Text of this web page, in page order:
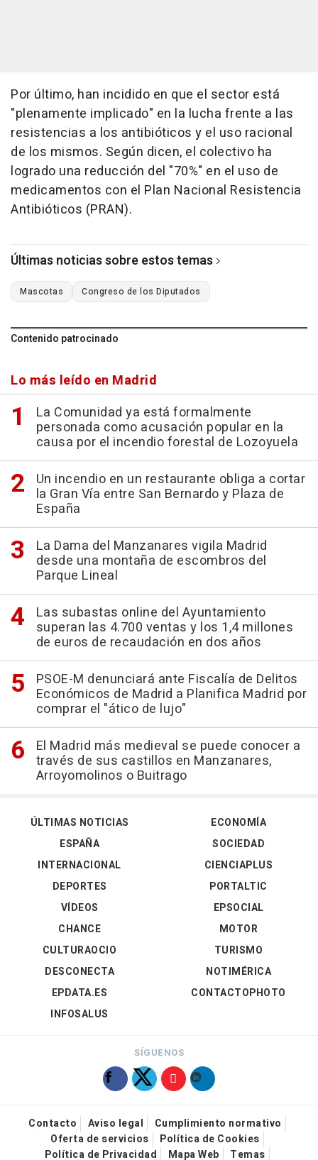
Por último, han incidido en que el sector está
"plenamente implicado" en la lucha frente a las
resistencias a los antibióticos y el uso racional
de los mismos. Según dicen, el colectivo ha
logrado una reducción del "70%" en el uso de
medicamentos con el Plan Nacional Resistencia
Antibióticos (PRAN).
Últimas noticias sobre estos temas
Mascotas Congreso de los Diputados
Contenido patrocinado
Lo más leído en Madrid
La Comunidad ya está formalmente
personada como acusación popular en la
causa por el incendio forestal de Lozoyuela
Un incendio en un restaurante obliga a cortar
la Gran Vía entre San Bernardo y Plaza de
España
La Dama del Manzanares vigila Madrid
desde una montaña de escombros del
Parque Lineal
Las subastas online del Ayuntamiento
superan las 4.700 ventas y los 1,4 millones
de euros de recaudación en dos años
PSOE-M denunciará ante Fiscalía de Delitos
Económicos de Madrid a Planifica Madrid por
comprar el "ático de lujo"
El Madrid más medieval se puede conocer a
través de sus castillos en Manzanares,
Arroyomolinos o Buitrago
ÚLTIMAS NOTICIAS
ESPAÑA
INTERNACIONAL
DEPORTES
VÍDEOS
ECONOMÍA
SOCIEDAD
CIENCIAPLUS
PORTALTIC
EPSOCIAL
CHANCE
CULTURAOCIO
DESCONECTA
EPDATA.ES
INFOSALUS
MOTOR
TURISMO
NOTIMÉRICA
CONTACTOPHOTO
SÍGUENOS
Contacto Aviso legal
Cumplimiento normativo
Oferta de servicios
Política de Cookies
Política de Privacidad
Mapa Web Temas